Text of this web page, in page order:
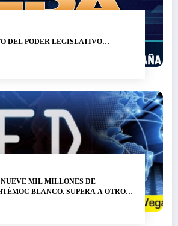
DEL PODER LEGISLATIVO…
MIL MILLONES DE
BLANCO. SUPERA A OTRO